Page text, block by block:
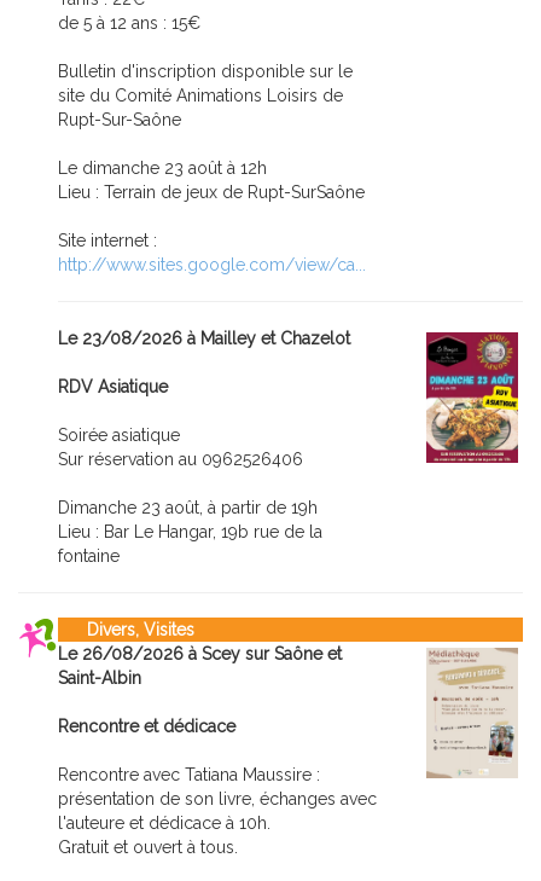
de 5 à 12 ans : 15€
Bulletin d'inscription disponible sur le
site du Comité Animations Loisirs de
Rupt-Sur-Saône
Le dimanche 23 août à 12h
Lieu : Terrain de jeux de Rupt-SurSaône
Site internet :
http://www.sites.google.com/view/ca...
Le 23/08/2026 à Mailley et Chazelot
RDV Asiatique
Soirée asiatique
Sur réservation au 0962526406
Dimanche 23 août, à partir de 19h
Lieu : Bar Le Hangar, 19b rue de la
fontaine
Divers, Visites
Le 26/08/2026 à Scey sur Saône et
Saint-Albin
Rencontre et dédicace
Rencontre avec Tatiana Maussire :
présentation de son livre, échanges avec
l'auteure et dédicace à 10h.
Gratuit et ouvert à tous.